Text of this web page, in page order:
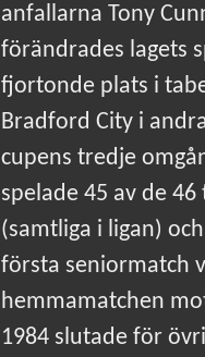
anfallarna Tony
förändrades lagets
fjortonde plats i
Bradford City i
cupens tredje
spelade 45 av de
(samtliga i ligan)
första seniormatch
hemmamatchen
1984 slutade för